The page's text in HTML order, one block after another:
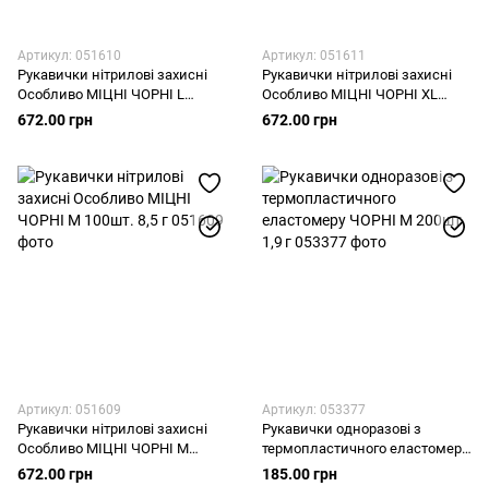
Артикул: 051610
Рукавички нітрилові захисні
Особливо МІЦНІ ЧОРНІ L
100шт. 8,5 г
672.00 грн
Артикул: 051611
Рукавички нітрилові захисні
Особливо МІЦНІ ЧОРНІ XL
100шт. 8,5 г
672.00 грн
Артикул: 051609
Рукавички нітрилові захисні
Особливо МІЦНІ ЧОРНІ M
100шт. 8,5 г
672.00 грн
Артикул: 053377
Рукавички одноразові з
термопластичного еластомеру
ЧОРНІ M 200шт. 1,9 г
185.00 грн